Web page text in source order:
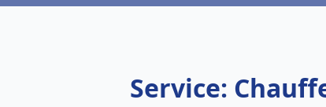
Service: